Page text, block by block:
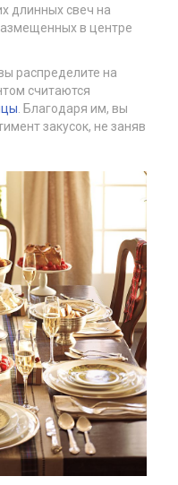
длинных свеч на
в центре
распределите на
считаются
. Благодаря им, вы
закусок, не заняв